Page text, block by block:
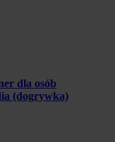
dla osób
(dogrywka)